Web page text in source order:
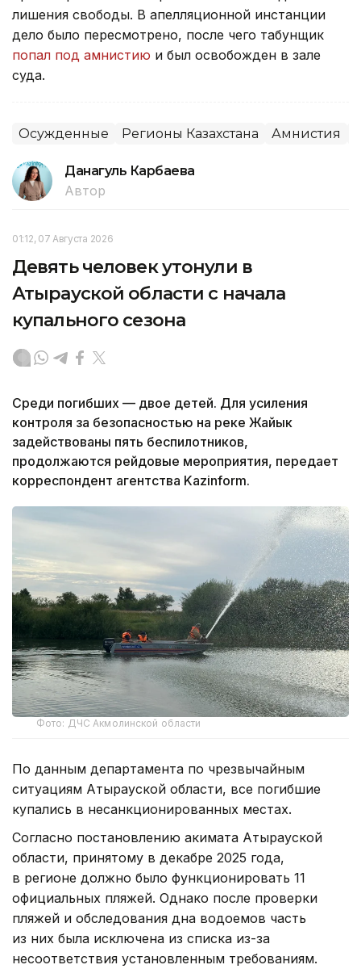
лишения свободы. В апелляционной инстанции
дело было пересмотрено, после чего табунщик
попал под амнистию и был освобожден в зале
суда.
Осужденные Регионы Казахстана Амнистия
Данагуль Карбаева
Автор
01:12, 07 Августа 2026
Девять человек утонули в
Атырауской области с начала
купального сезона
Среди погибших — двое детей. Для усиления
контроля за безопасностью на реке Жайык
задействованы пять беспилотников,
продолжаются рейдовые мероприятия, передает
корреспондент агентства Kazinform.
Фото: ДЧС Акмолинской области
По данным департамента по чрезвычайным
ситуациям Атырауской области, все погибшие
купались в несанкционированных местах.
Согласно постановлению акимата Атырауской
области, принятому в декабре 2025 года,
в регионе должно было функционировать 11
официальных пляжей. Однако после проверки
пляжей и обследования дна водоемов часть
из них была исключена из списка из-за
несоответствия установленным требованиям.